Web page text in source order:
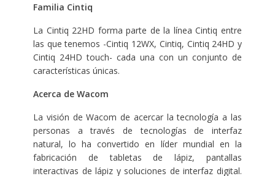
Familia Cintiq
La Cintiq 22HD forma parte de la línea Cintiq entre
las que tenemos -Cintiq 12WX, Cintiq, Cintiq 24HD y
Cintiq 24HD touch- cada una con un conjunto de
características únicas.
Acerca de Wacom
La visión de Wacom de acercar la tecnología a las
personas a través de tecnologías de interfaz
natural, lo ha convertido en líder mundial en la
fabricación de tabletas de lápiz, pantallas
interactivas de lápiz y soluciones de interfaz digital.